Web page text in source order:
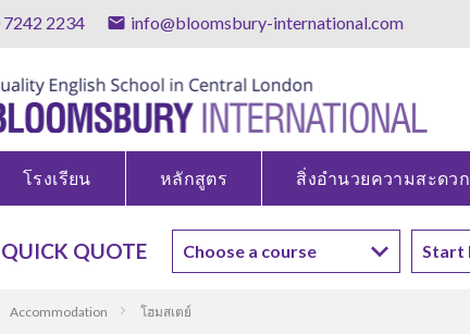
7242 2234 info@bloomsbury-international.com
โรงเรียน หลักสูตร สิ่งอำนวยความสะดวก
QUICK QUOTE
Accommodation โฮมสเตย์